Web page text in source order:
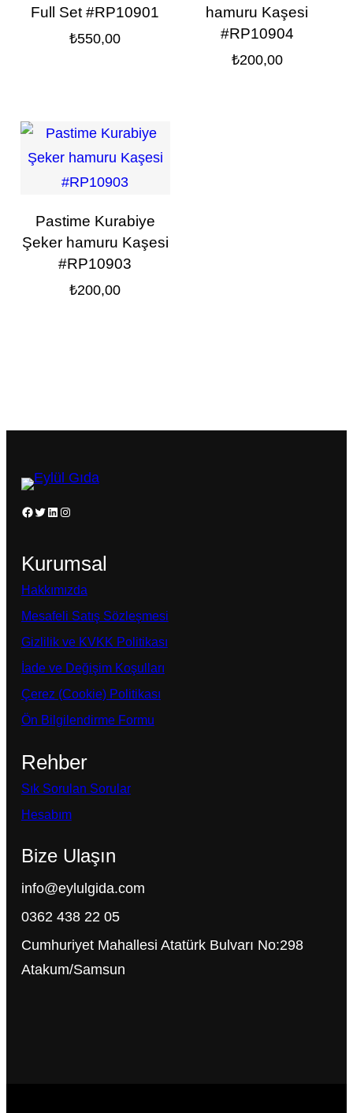
Full Set #RP10901
₺550,00
hamuru Kaşesi
#RP10904
₺200,00
Pastime Kurabiye
Şeker hamuru Kaşesi
#RP10903
₺200,00
Facebook Twitter LinkedIn Instagram
Kurumsal
Hakkımızda
Mesafeli Satış Sözleşmesi
Gizlilik ve KVKK Politikası
İade ve Değişim Koşulları
Çerez (Cookie) Politikası
Ön Bilgilendirme Formu
Rehber
Sık Sorulan Sorular
Hesabım
Bize Ulaşın
info@eylulgida.com
0362 438 22 05
Cumhuriyet Mahallesi Atatürk Bulvarı No:298
Atakum/Samsun